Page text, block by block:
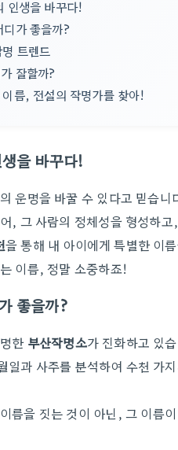
인생을 바꾸다!
가 좋을까?
트렌드
잘할까?
름, 전설의 작명가를 찾아!
을 바꾸다!
운명을 바꿀 수 있다고 믿습니
, 그 사람의 정체성을 형성하
을 통해 내 아이에게 특별한 이
이름, 정말 소중하죠!
좋을까?
한 부산작명소가 진화하고 있
일과 사주를 분석하여 수천 가
름을 짓는 것이 아닌, 그 이름